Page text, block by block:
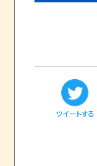
ツイートする